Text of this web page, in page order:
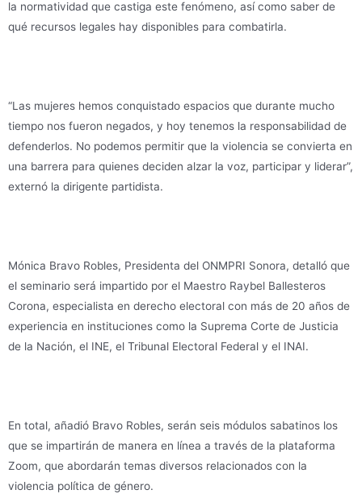
la normatividad que castiga este fenómeno, así como saber de
qué recursos legales hay disponibles para combatirla.
“Las mujeres hemos conquistado espacios que durante mucho
tiempo nos fueron negados, y hoy tenemos la responsabilidad de
defenderlos. No podemos permitir que la violencia se convierta en
una barrera para quienes deciden alzar la voz, participar y liderar”,
externó la dirigente partidista.
Mónica Bravo Robles, Presidenta del ONMPRI Sonora, detalló que
el seminario será impartido por el Maestro Raybel Ballesteros
Corona, especialista en derecho electoral con más de 20 años de
experiencia en instituciones como la Suprema Corte de Justicia
de la Nación, el INE, el Tribunal Electoral Federal y el INAI.
En total, añadió Bravo Robles, serán seis módulos sabatinos los
que se impartirán de manera en línea a través de la plataforma
Zoom, que abordarán temas diversos relacionados con la
violencia política de género.